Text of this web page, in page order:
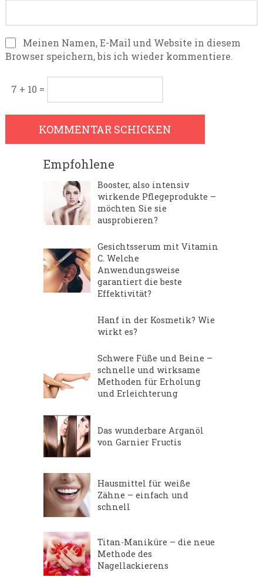
Meinen Namen, E-Mail und Website in diesem
Browser speichern, bis ich wieder kommentiere.
7 + 10 =
Empfohlene
Booster, also intensiv
wirkende Pflegeprodukte –
möchten Sie sie
ausprobieren?
Gesichtsserum mit Vitamin
C. Welche
Anwendungsweise
garantiert die beste
Effektivität?
Hanf in der Kosmetik? Wie
wirkt es?
Schwere Füße und Beine –
schnelle und wirksame
Methoden für Erholung
und Erleichterung
Das wunderbare Arganöl
von Garnier Fructis
Hausmittel für weiße
Zähne – einfach und
schnell
Titan-Maniküre – die neue
Methode des
Nagellackierens